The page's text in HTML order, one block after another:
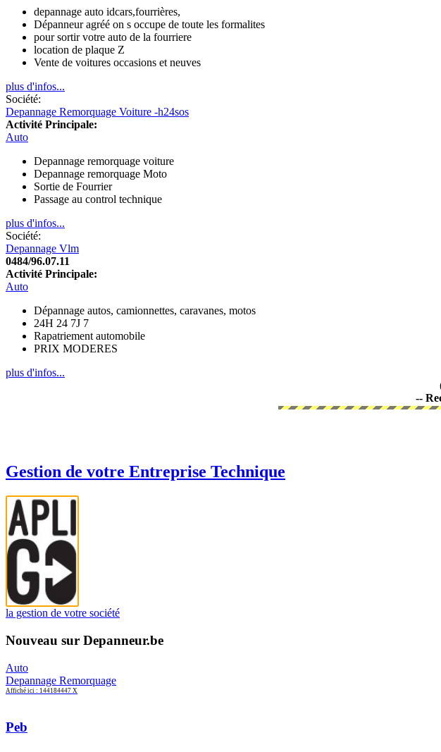
depannage auto idcars,fourrières,
Dépanneur agréé on s occupe de toute les formalites
pour sortir votre auto de la fourriere
location de plaque Z
Vente de voitures occasions et neuves
plus d'infos...
Société:
Depannage Remorquage Voiture -h24sos
Activité Principale:
Auto
Depannage remorquage voiture
Depannage remorquage Moto
Sortie de Fourrier
Passage au control technique
plus d'infos...
Société:
Depannage Vlm
0484/96.07.11
Activité Principale:
Auto
Dépannage autos, camionnettes, caravanes, motos
24H 24 7J 7
Rapatriement automobile
PRIX MODERES
plus d'infos...
--
Gestion de votre Entreprise Technique
la gestion de votre société
Nouveau sur Depanneur.be
Auto
Depannage Remorquage
Affiché ici : 144184447 X
Peb